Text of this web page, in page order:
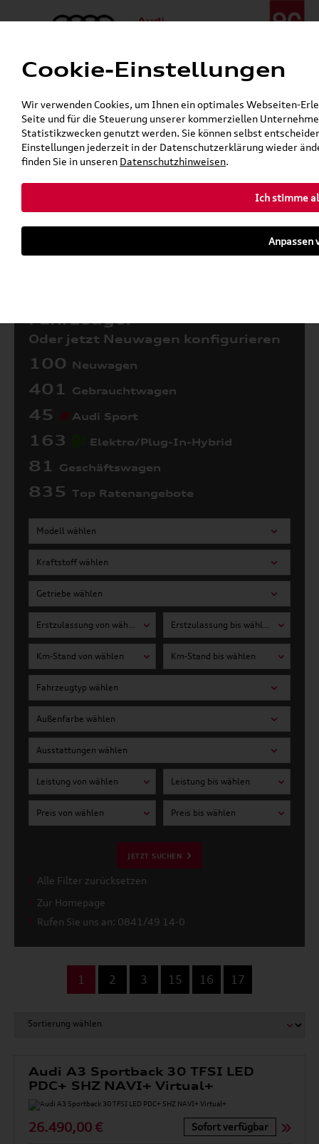
Menü
24h-Pannenhilfe:+49 (0)171 / 870 72 87
Öffnet in 4 Stunden, 13 Minuten
Verkauf:Mo. - Fr. 08:00 - 19:00 Uhr Sa. 09:00 - 13:00 Uhr
Service:Mo. - Fr. 06:00 - 20:00 Uhr Sa. 08:00 - 13:00 Uhr
Zurück zur Startseite
Fahrzeuge:
Oder jetzt Neuwagen konfigurieren
100 Neuwagen
401 Gebrauchtwagen
45 Audi Sport
163 Elektro/Plug-In-Hybrid
81 Geschäftswagen
835 Top Ratenangebote
Modell wählen
Kraftstoff wählen
Getriebe wählen
Erstzulassung von wählen Erstzulassung bis wählen
Km-Stand von wählen Km-Stand bis wählen
Fahrzeugtyp wählen
Außenfarbe wählen
Ausstattungen wählen
Leistung von wählen Leistung bis wählen
Preis von wählen Preis bis wählen
JETZT SUCHEN
Alle Filter zurücksetzen
Zur Homepage
Rufen Sie uns an: 0841/49 14-0
1 2 3 15 16 17
Audi A3 Sportback 30 TFSI LED
PDC+ SHZ NAVI+ Virtual+
26.490,00 € Sofort verfügbar
Cookie-Einstellungen
Wir verwenden Cookies, um Ihnen ein optimales Webseiten-
Seite und für die Steuerung unserer kommerziellen
Statistikzwecken genutzt werden. Sie können selbst
Einstellungen jederzeit in der Datenschutzerklärung wieder
finden Sie in unseren Datenschutzhinweisen.
Ich stimme
Anpassen